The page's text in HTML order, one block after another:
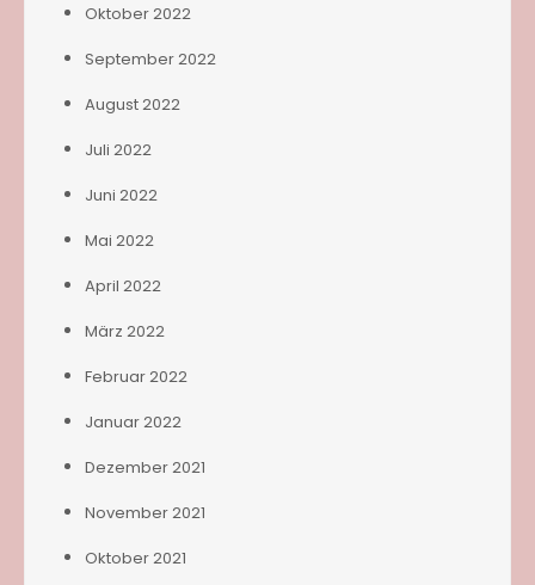
Oktober 2022
September 2022
August 2022
Juli 2022
Juni 2022
Mai 2022
April 2022
März 2022
Februar 2022
Januar 2022
Dezember 2021
November 2021
Oktober 2021